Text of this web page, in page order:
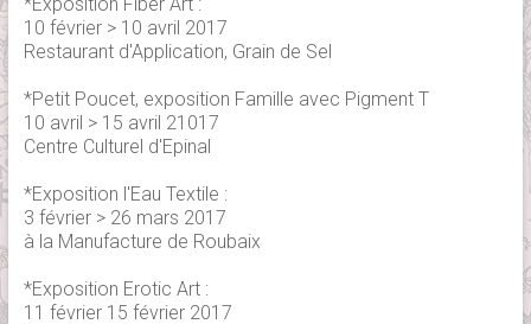
10 février > 10 avril 2017
Restaurant d'Application, Grain de Sel
*Petit Poucet, exposition Famille avec Pigment T
10 avril > 15 avril 21017
Centre Culturel d'Epinal
*Exposition l'Eau Textile :
3 février > 26 mars 2017
à la Manufacture de Roubaix
*Exposition Erotic Art :
11 février 15 février 2017